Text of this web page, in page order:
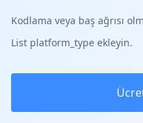
Kodlama veya baş ağrısı
List platform_type ekleyin.